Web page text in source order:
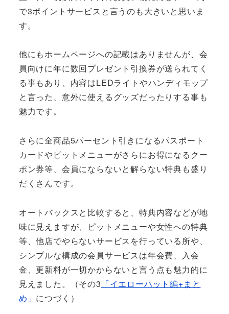
で3ポイントサービスと言うのも大きいと思いま
す。
他にもホームページへの記載はありませんが、会
員向けに年に数回プレゼント引換券が送られてく
る事もあり、内容はLEDライトやハンディモップ
と言った、意外に使えるグッズだったりする事も
魅力です。
さらに全商品5パーセント引きになるパスポート
カードやピットメニューがさらにお得になるクー
ポン券等、会員にならないと解らない特典も盛り
だくさんです。
オートバックスと比較すると、特典内容などが地
味に見えますが、ピットメニューや女性への特典
等、他店でやらないサービスを行っている所や、
シンプルな構成の会員サービスは年会費、入会
金、更新料が一切かからないと言う点も魅力的に
見えました。（その3 「イエローハット編+まと
め」 につづく）